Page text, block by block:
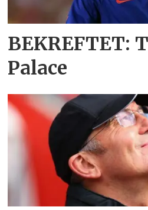
BEKREFTET:
Palace